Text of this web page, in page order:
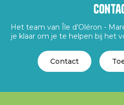
Het team van Île d’Oléron -
je klaar om je te helpen bij het
Contact